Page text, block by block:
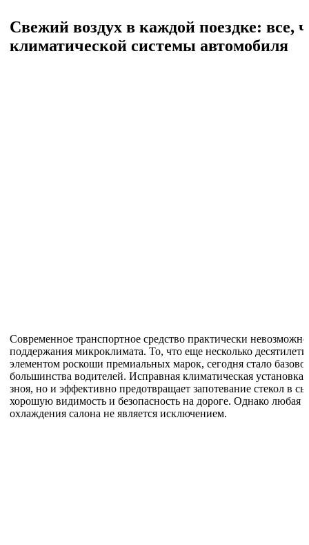
Свежий воздух в каждой поездке: все,
климатической системы автомобиля
Современное транспортное средство практически
поддержания микроклимата. То, что еще несколько
элементом роскоши премиальных марок, сегодня стало
большинства водителей. Исправная климатическая установка
зноя, но и эффективно предотвращает запотевание стекол в
хорошую видимость и безопасность на дороге. Однако любая
охлаждения салона не является исключением.